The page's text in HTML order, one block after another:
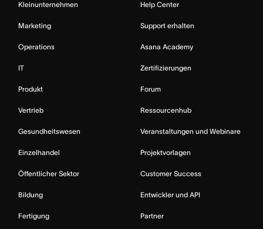
Kleinunternehmen
Marketing
Operations
IT
Produkt
Vertrieb
Gesundheitswesen
Einzelhandel
Öffentlicher Sektor
Bildung
Fertigung
Help Center
Support erhalten
Asana Academy
Zertifizierungen
Forum
Ressourcenhub
Veranstaltungen und Webinare
Projektvorlagen
Customer Success
Entwickler und API
Partner